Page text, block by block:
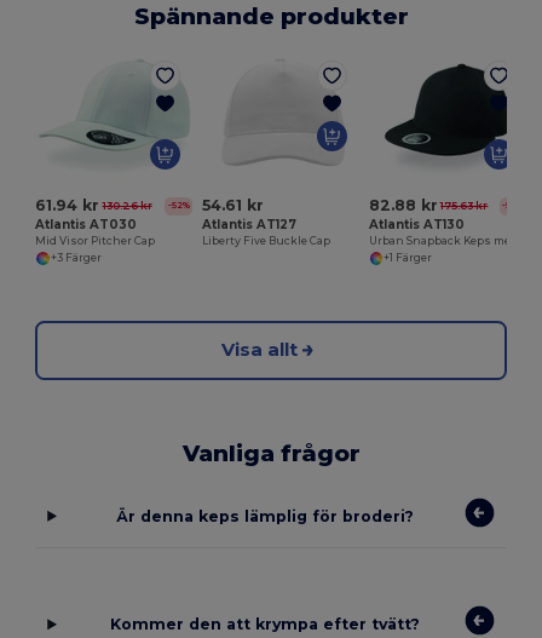
Spännande produkter
61.94 kr 130.26 kr -52%
Atlantis AT030
Mid Visor Pitcher Cap
+3 Färger
54.61 kr
Atlantis AT127
Liberty Five Buckle Cap
82.88 kr 175.63 kr -53%
Atlantis AT130
+1 Färger
Visa allt
Vanliga frågor
Är denna keps lämplig för broderi?
Kommer den att krympa efter tvätt?